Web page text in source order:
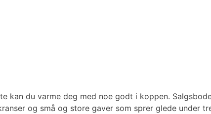
kan du varme deg med noe godt i koppen.
og små og store gaver som sprer glede under